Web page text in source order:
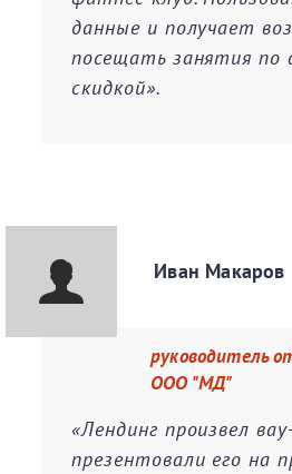
данные и получает
посещать занятия по
скидкой».
Иван Макаров
руководитель
ООО "МД"
«Лендинг произвел
презентовали его на